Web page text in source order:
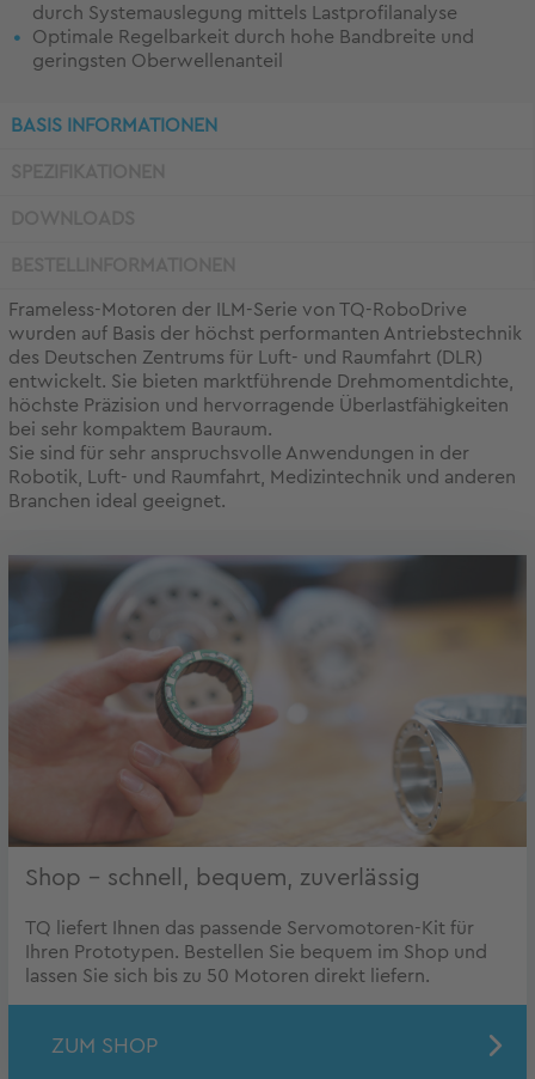
durch Systemauslegung mittels Lastprofilanalyse
Optimale Regelbarkeit durch hohe Bandbreite und
geringsten Oberwellenanteil
BASIS INFORMATIONEN
Frameless-Motoren der ILM-Serie von TQ-RoboDrive
wurden auf Basis der höchst performanten Antriebstechnik
des Deutschen Zentrums für Luft- und Raumfahrt (DLR)
entwickelt. Sie bieten marktführende Drehmomentdichte,
höchste Präzision und hervorragende Überlastfähigkeiten
bei sehr kompaktem Bauraum.
Sie sind für sehr anspruchsvolle Anwendungen in der
Robotik, Luft- und Raumfahrt, Medizintechnik und anderen
Branchen ideal geeignet.
Shop – schnell, bequem, zuverlässig
TQ liefert Ihnen das passende Servomotoren-Kit für
Ihren Prototypen. Bestellen Sie bequem im Shop und
lassen Sie sich bis zu 50 Motoren direkt liefern.
ZUM SHOP